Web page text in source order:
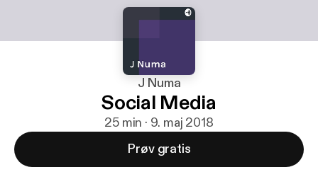
J Numa
Social Media
25 min · 9. maj 2018
Prøv gratis